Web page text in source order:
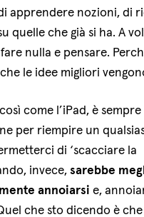
apprendere nozioni, di
quelle che già si ha. A
nulla e pensare.
le idee migliori
come l’iPad, è
per riempire un
di ‘scacciare la
invece,sarebbe
annoiarsi e,
che sto dicendo è